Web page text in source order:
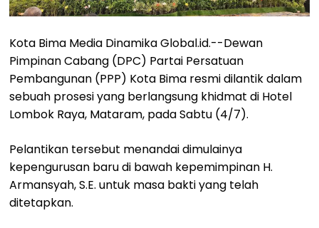
Kota Bima Media Dinamika Global.id.--Dewan
Pimpinan Cabang (DPC) Partai Persatuan
Pembangunan (PPP) Kota Bima resmi dilantik dalam
sebuah prosesi yang berlangsung khidmat di Hotel
Lombok Raya, Mataram, pada Sabtu (4/7).
Pelantikan tersebut menandai dimulainya
kepengurusan baru di bawah kepemimpinan H.
Armansyah, S.E. untuk masa bakti yang telah
ditetapkan.